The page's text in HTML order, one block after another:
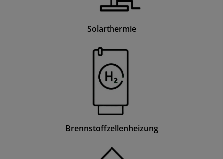
Solarthermie
Brennstoffzellenheizung